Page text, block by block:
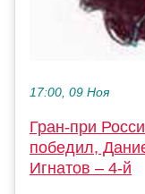
17:00, 09 Ноя
Гран-при
победил,
Игнатов – 4-й